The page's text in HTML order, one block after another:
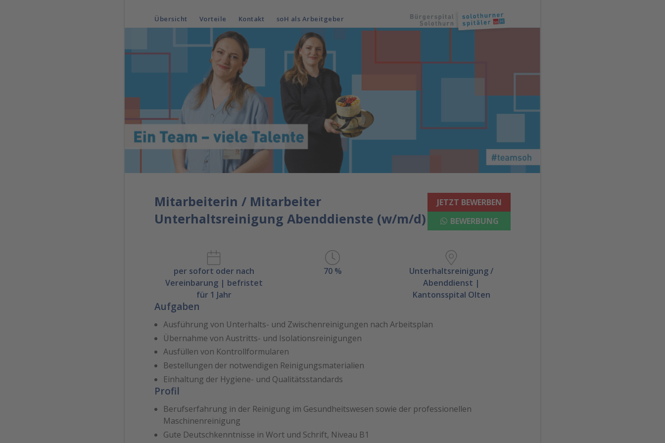
Übersicht Vorteile Kontakt soH als Arbeitgeber
Mitarbeiterin / Mitarbeiter
Unterhaltsreinigung Abenddienste (w/m/d)
JETZT BEWERBEN
BEWERBUNG
per sofort oder nach
Vereinbarung | befristet
für 1 Jahr
70 %
Unterhaltsreinigung /
Abenddienst |
Kantonsspital Olten
Aufgaben
Ausführung von Unterhalts- und Zwischenreinigungen nach Arbeitsplan
Übernahme von Austritts- und Isolationsreinigungen
Ausfüllen von Kontrollformularen
Bestellungen der notwendigen Reinigungsmaterialien
Einhaltung der Hygiene- und Qualitätsstandards
Profil
Berufserfahrung in der Reinigung im Gesundheitswesen sowie der professionellen
Maschinenreinigung
Gute Deutschkenntnisse in Wort und Schrift, Niveau B1